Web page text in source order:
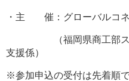
・主 催：グローバルコネ
（福岡県商工部スタ
支援係）
※参加申込の受付は先着順で